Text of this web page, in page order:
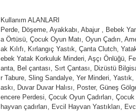
Kullanım ALANLARI
Perde, Döşeme, Ayakkabı, Abajur , Bebek
a Örtüsü, Çocuk Oyun Matı, Oyun Çadırı,
ak Kılıfı, Kırlangıç Yastık, Çanta Clutch,
ebek Yatak Korkuluk Minderi, Aşçı Önlüğü,
anta, Bel çantası, Sırt Çantası, Dizüstü
r Tabure, Sling Sandalye, Yer Minderi,
askı, Duvar Duvar Halısı, Poster, Güneş
encere Perdesi, Çocuk Oyun Çadırları,
hayvan çadırları, Evcil Hayvan Yastıkları,